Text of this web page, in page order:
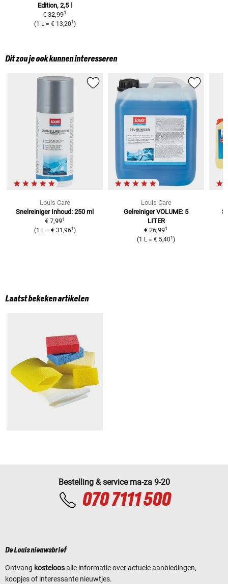
Edition, 2,5 l
€ 32,991
(1 L = € 13,201 )
Dit zou je ook kunnen interesseren
Louis Care
Snelreiniger Inhoud: 250 ml
€ 7,991
(1 L= € 31,961 )
Louis Care
Gelreiniger VOLUME: 5
LITER
€ 26,991
(1 L=€ 5,401)
Laatst bekeken artikelen
Bestelling & service ma-za 9-20
070 7111 500
De Louis nieuwsbrief
Ontvang kosteloosalle informatie over actuele aanbiedingen,
koopjes of interessante nieuwtjes.